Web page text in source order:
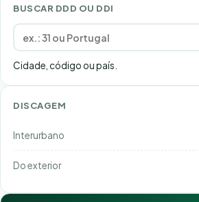
BUSCAR DDD OU DDI
Cidade, código ou país.
DISCAGEM
Interurbano
Do exterior